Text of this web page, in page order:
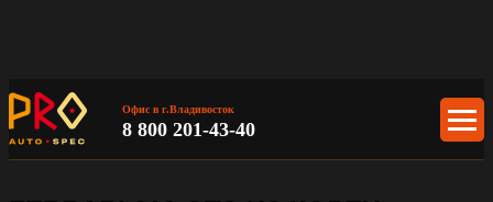
Офис в г.Владивосток
8 800 201-43-40